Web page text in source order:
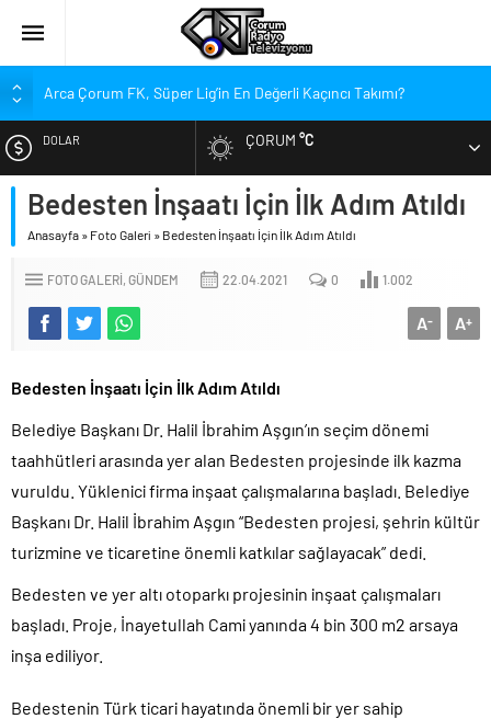
Arca Çorum FK, Süper Lig’in En Değerli Kaçıncı Takımı?
Kırmızı Kanatlar’dan Kadınlara Çağrı
Arca Çorum FK’nin Yeni Sponsorları Kim?
Arca Çorum FK’de İki İsim Gündemde, Bir İsim Ayrılıyor
Tritikale ve Ayçiçeği Tarlalarında Verim Mesaisi
YEDAŞ, Genç Yetenekleri Arıyor
Perakende Sektörüne Nitelikli Eleman Yetiştirilecek
DOLAR
EURO
BIST
ÇORUM°C
Bedesten İnşaatı İçin İlk Adım Atıldı
Anasayfa » Foto Galeri » Bedesten İnşaatı İçin İlk Adım Atıldı
FOTO GALERI GÜNDEM 22.04.2021 0 1.002
A+
A-
Bedesten İnşaatı İçin İlk Adım Atıldı
Belediye Başkanı Dr. Halil İbrahim Aşgın’ın seçim dönemi
taahhütleri arasında yer alan Bedesten projesinde ilk kazma
vuruldu. Yüklenici firma inşaat çalışmalarına başladı. Belediye
Başkanı Dr. Halil İbrahim Aşgın “Bedesten projesi, şehrin kültür
turizmine ve ticaretine önemli katkılar sağlayacak” dedi.
Bedesten ve yer altı otoparkı projesinin inşaat çalışmaları
başladı. Proje, İnayetullah Cami yanında 4 bin 300 m2 arsaya
inşa ediliyor.
Bedestenin Türk ticari hayatında önemli bir yer sahip